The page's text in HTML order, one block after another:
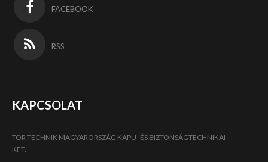
FACEBOOK
RSS
KAPCSOLAT
TOR TECHNIK MAGYARORSZÁG KAPU- ÉS BIZTONSÁGTECHNIKAI
KFT.